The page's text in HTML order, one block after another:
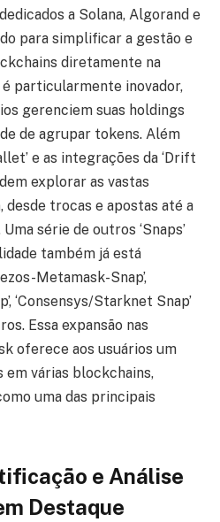
a Solana, Algorand e
para simplificar a gestão e
diretamente na
é particularmente inovador,
gerenciem suas holdings
de agrupar tokens. Além
e as integrações da ‘Drift
explorar as vastas
desde trocas e apostas até a
série de outros ‘Snaps’
também já está
Metamask-Snap’,
‘Consensys/Starknet Snap’
Essa expansão nas
oferece aos usuários um
em várias blockchains,
uma das principais
e Análise
Destaque